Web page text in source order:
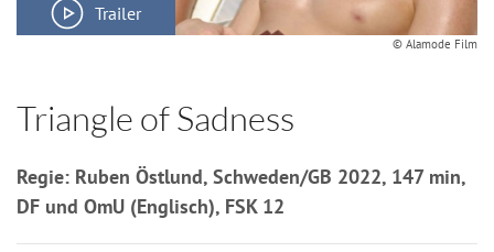
Trailer
© Alamode Film
Triangle of Sadness
Regie: Ruben Östlund, Schweden/GB 2022, 147 min,
DF und OmU (Englisch), FSK 12